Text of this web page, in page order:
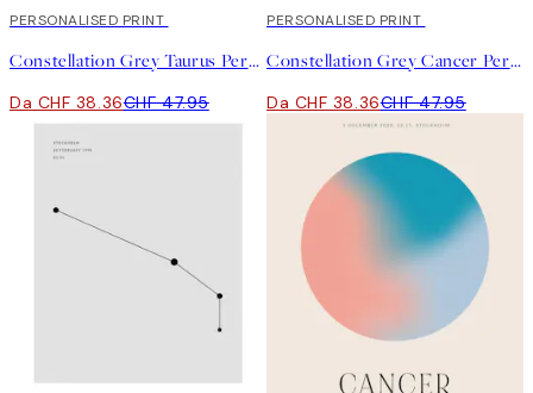
20%*
PERSONALISED PRINT
Constellation Grey Taurus Personal Poster
Da CHF 38.36CHF 47.95
20%*
PERSONALISED PRINT
Constellation Grey Cancer Personal Poster
Da CHF 38.36CHF 47.95